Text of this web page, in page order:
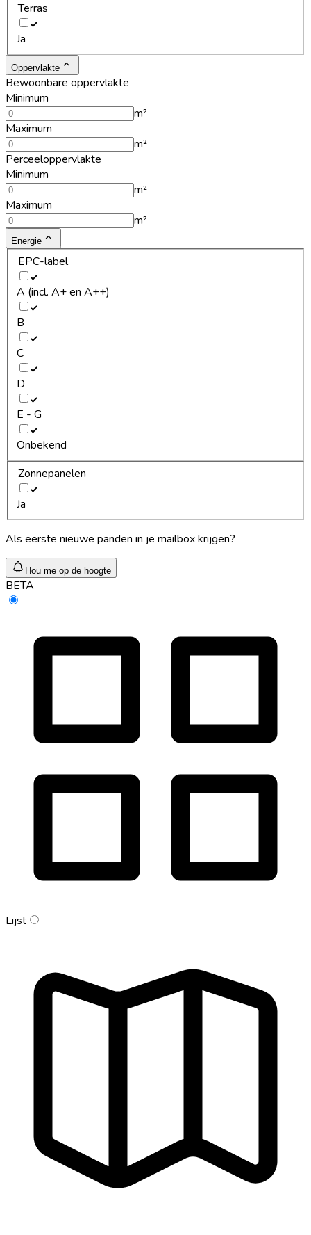
Terras
Ja
Oppervlakte
Bewoonbare oppervlakte
Minimum
m²
Maximum
m²
Perceeloppervlakte
Minimum
m²
Maximum
m²
Energie
EPC-label
A (incl. A+ en A++)
B
C
D
E - G
Onbekend
Zonnepanelen
Ja
Als eerste nieuwe panden in je mailbox krijgen?
Hou me op de hoogte
BETA
Lijst